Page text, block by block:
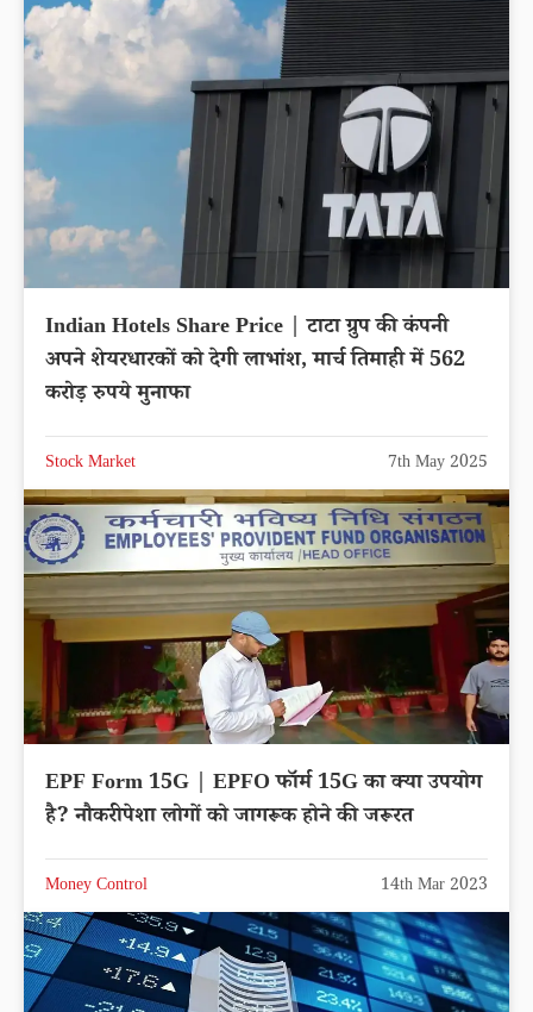
Indian Hotels Share Price | टाटा ग्रुप की कंपनी
अपने शेयरधारकों को देगी लाभांश, मार्च तिमाही में 562
करोड़ रुपये मुनाफा
Stock Market 7th May 2025
EPF Form 15G | EPFO फॉर्म 15G का क्या उपयोग
है? नौकरीपेशा लोगों को जागरूक होने की जरूरत
Money Control 14th Mar 2023